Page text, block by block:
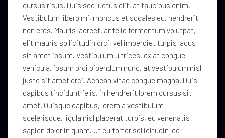
cursus risus. Duis sed luctus elit, at faucibus enim.
Vestibulum libero mi, rhoncus et sodales eu, hendrerit
non eros. Mauris laoreet, ante id fermentum volutpat,
elit mauris sollicitudin orci, vel imperdiet turpis lacus
sit amet ipsum. Vestibulum ultrices, ex at congue
vehicula, ipsum orci bibendum nunc, at vestibulum nisl
justo sit amet orci. Aenean vitae congue magna. Duis
dapibus tincidunt felis, in hendrerit lorem cursus sit
amet. Quisque dapibus, lorem a vestibulum
scelerisque, ligula nisl placerat turpis, eu venenatis
sapien dolor in quam. Ut eu tortor sollicitudin leo